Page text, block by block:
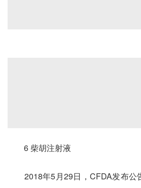
6 柴胡注射液
2018年5月29日，CFDA发布公